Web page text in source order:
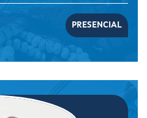
PRESENCIAL